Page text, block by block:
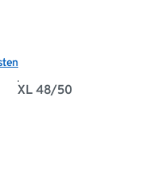
XL 48/50